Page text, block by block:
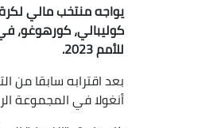
كوليبالي، كورهوغو،
للأمم 2023.
أنغولا في المجموعة